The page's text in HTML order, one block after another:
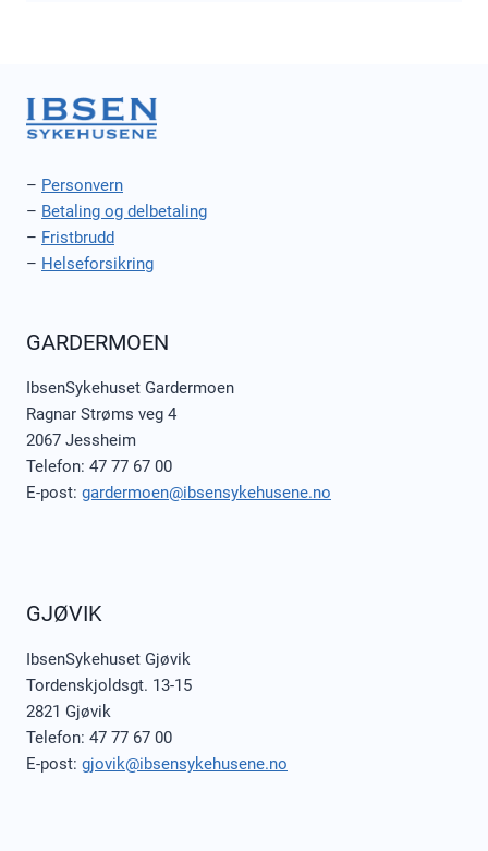
– Personvern
– Betaling og delbetaling
– Fristbrudd
– Helseforsikring
GARDERMOEN
IbsenSykehuset Gardermoen
Ragnar Strøms veg 4
2067 Jessheim
Telefon: 47 77 67 00
E-post: gardermoen@ibsensykehusene.no
GJØVIK
IbsenSykehuset Gjøvik
Tordenskjoldsgt. 13-15
2821 Gjøvik
Telefon: 47 77 67 00
E-post: gjovik@ibsensykehusene.no